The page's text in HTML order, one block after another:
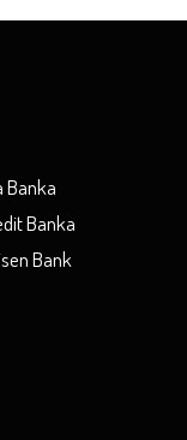
Banka
Banka
Bank